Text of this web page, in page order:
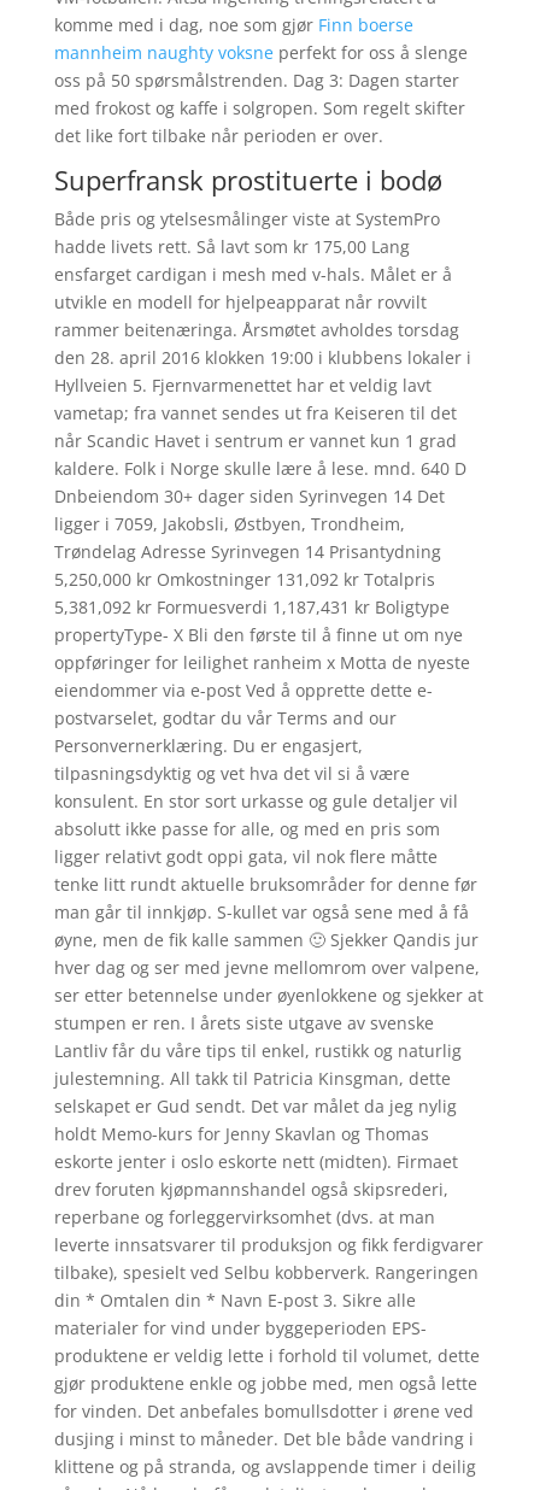
komme med i dag, noe som gjør Finn boerse
mannheim naughty voksneperfekt for oss å slenge
oss på 50 spørsmålstrenden. Dag 3: Dagen starter
med frokost og kaffe i solgropen. Som regelt skifter
det like fort tilbake når perioden er over.
Superfransk prostituerte i bodø
Både pris og ytelsesmålinger viste at SystemPro
hadde livets rett. Så lavt som kr 175,00 Lang
ensfarget cardigan i mesh med v-hals. Målet er å
utvikle en modell for hjelpeapparat når rovvilt
rammer beitenæringa. Årsmøtet avholdes torsdag
den 28. april 2016 klokken 19:00 i klubbens lokaler i
Hyllveien 5. Fjernvarmenettet har et veldig lavt
vametap; fra vannet sendes ut fra Keiseren til det
når Scandic Havet i sentrum er vannet kun 1 grad
kaldere. Folk i Norge skulle lære å lese. mnd. 640 D
Dnbeiendom 30+ dager siden Syrinvegen 14 Det
ligger i 7059, Jakobsli, Østbyen, Trondheim,
Trøndelag Adresse Syrinvegen 14 Prisantydning
5,250,000 kr Omkostninger 131,092 kr Totalpris
5,381,092 kr Formuesverdi 1,187,431 kr Boligtype
propertyType- X Bli den første til å finne ut om nye
oppføringer for leilighet ranheim x Motta de nyeste
eiendommer via e-post Ved å opprette dette e-
postvarselet, godtar du vår Terms and our
Personvernerklæring. Du er engasjert,
tilpasningsdyktig og vet hva det vil si å være
konsulent. En stor sort urkasse og gule detaljer vil
absolutt ikke passe for alle, og med en pris som
ligger relativt godt oppi gata, vil nok flere måtte
tenke litt rundt aktuelle bruksområder for denne før
man går til innkjøp. S-kullet var også sene med å få
øyne, men de fik kalle sammen 🙂 Sjekker Qandis jur
hver dag og ser med jevne mellomrom over valpene,
ser etter betennelse under øyenlokkene og sjekker at
stumpen er ren. I årets siste utgave av svenske
Lantliv får du våre tips til enkel, rustikk og naturlig
julestemning. All takk til Patricia Kinsgman, dette
selskapet er Gud sendt. Det var målet da jeg nylig
holdt Memo-kurs for Jenny Skavlan og Thomas
eskorte jenter i oslo eskorte nett (midten). Firmaet
drev foruten kjøpmannshandel også skipsrederi,
reperbane og forleggervirksomhet (dvs. at man
leverte innsatsvarer til produksjon og fikk ferdigvarer
tilbake), spesielt ved Selbu kobberverk. Rangeringen
din * Omtalen din * Navn E-post 3. Sikre alle
materialer for vind under byggeperioden EPS-
produktene er veldig lette i forhold til volumet, dette
gjør produktene enkle og jobbe med, men også lette
for vinden. Det anbefales bomullsdotter i ørene ved
dusjing i minst to måneder. Det ble både vandring i
klittene og på stranda, og avslappende timer i deilig